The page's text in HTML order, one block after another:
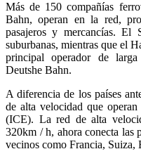
Más de 150 compañías
Bahn, operan en la red,
pasajeros y mercancías. El
suburbanas, mientras que el
principal operador de
Deutshe Bahn.
A diferencia de los países
de alta velocidad que
(ICE). La red de alta
320km / h, ahora conecta las
vecinos como Francia, Suiza,